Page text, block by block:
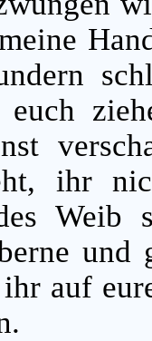
ihr
Weib
auf